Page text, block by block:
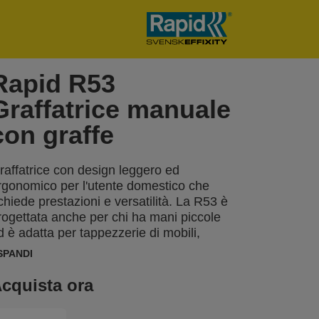
R53
manuale
graffe
con design leggero ed
per l'utente domestico che
prestazioni e versatilità. La R53 è
anche per chi ha mani piccole
è adatta per tappezzerie di mobili,
materiali ottili come tessuti, pelle,
ed ha un corpo Iin ABS, molto
ma leggero e tutte le parti
ora